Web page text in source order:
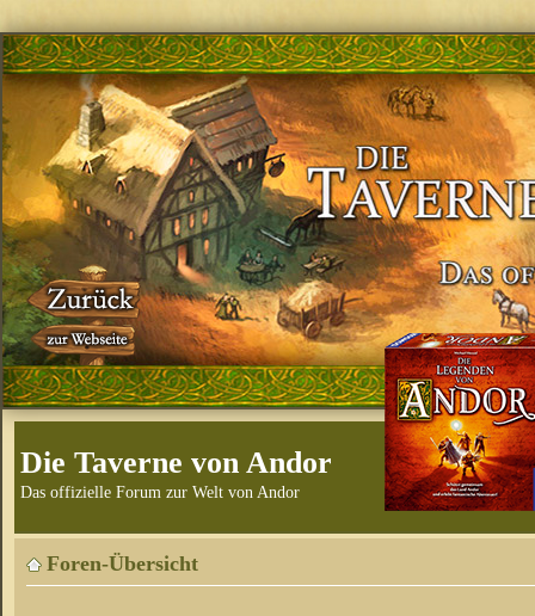
Die Taverne von Andor
Das offizielle Forum zur Welt von Andor
Foren-Übersicht